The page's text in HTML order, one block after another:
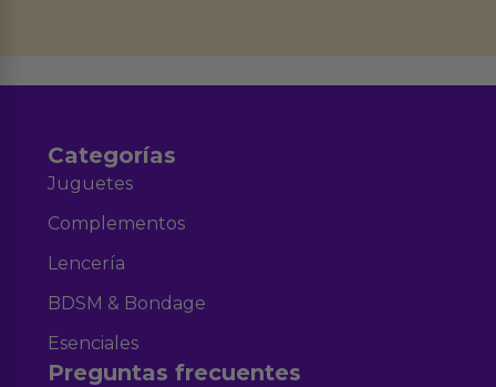
Categorías
Juguetes
Complementos
Lencería
BDSM & Bondage
Esenciales
Preguntas frecuentes